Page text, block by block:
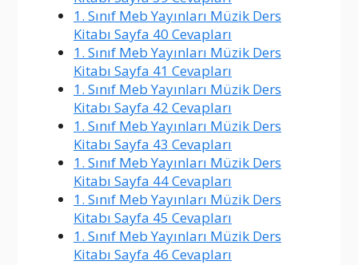
1. Sınıf Meb Yayınları Müzik Ders
Kitabı Sayfa 40 Cevapları
1. Sınıf Meb Yayınları Müzik Ders
Kitabı Sayfa 41 Cevapları
1. Sınıf Meb Yayınları Müzik Ders
Kitabı Sayfa 42 Cevapları
1. Sınıf Meb Yayınları Müzik Ders
Kitabı Sayfa 43 Cevapları
1. Sınıf Meb Yayınları Müzik Ders
Kitabı Sayfa 44 Cevapları
1. Sınıf Meb Yayınları Müzik Ders
Kitabı Sayfa 45 Cevapları
1. Sınıf Meb Yayınları Müzik Ders
Kitabı Sayfa 46 Cevapları